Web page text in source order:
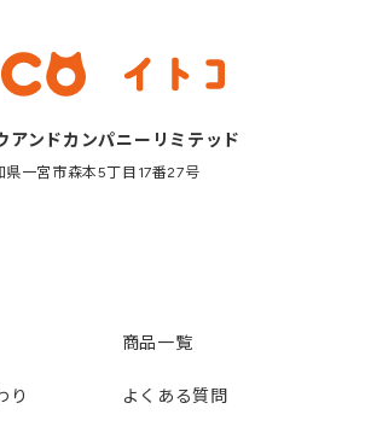
アンドカンパニーリミテッド
一宮市森本5丁目17番27号
商品一覧
り よくある質問